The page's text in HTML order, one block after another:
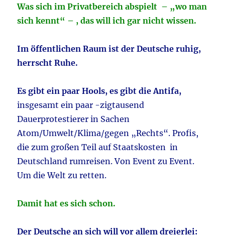
Was sich im Privatbereich abspielt – „wo man
sich kennt“ – , das will ich gar nicht wissen.
Im öffentlichen Raum ist der Deutsche ruhig,
herrscht Ruhe.
Es gibt ein paar Hools, es gibt die Antifa,
insgesamt ein paar -zigtausend
Dauerprotestierer in Sachen
Atom/Umwelt/Klima/gegen „Rechts“. Profis,
die zum großen Teil auf Staatskosten in
Deutschland rumreisen. Von Event zu Event.
Um die Welt zu retten.
Damit hat es sich schon.
Der Deutsche an sich will vor allem dreierlei: